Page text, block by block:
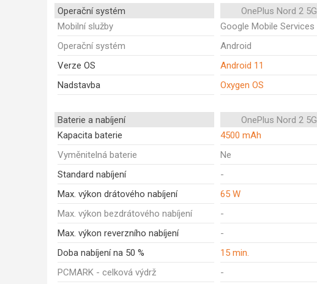
Operační systém OnePlus Nord 2 5G
Mobilní služby
Google Mobile Services
Operační systém
Android
Verze OS
Android 11
Nadstavba
Oxygen OS
Baterie a nabíjení OnePlus Nord 2 5G
Kapacita baterie
4500 mAh
Vyměnitelná baterie
Ne
Standard nabíjení
-
Max. výkon drátového nabíjení
65 W
Max. výkon bezdrátového nabíjení
-
Max. výkon reverzního nabíjení
-
Doba nabíjení na 50 %
15 min.
PCMARK - celková výdrž
-